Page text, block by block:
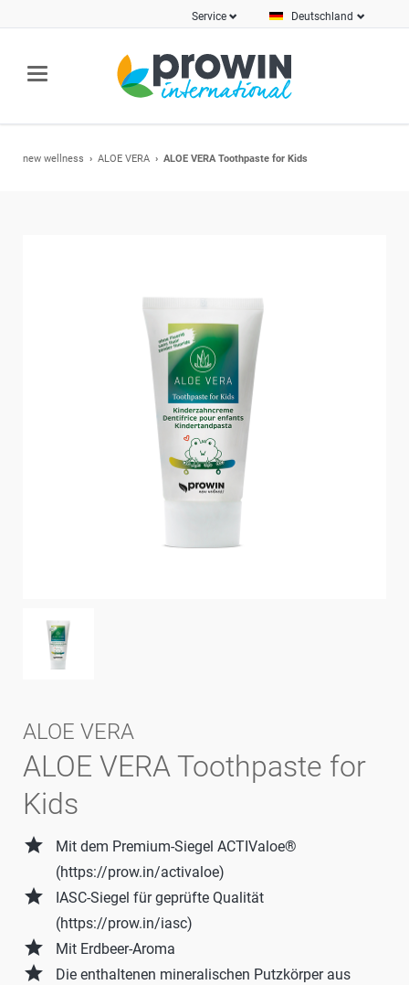
Deutschland
Service
new wellness ALOE VERA ALOE VERA Toothpaste for Kids
ALOE VERA
ALOE VERA Toothpaste for
Kids
grade
Mit dem Premium-Siegel ACTIValoe®
(https://prow.in/activaloe)
grade
IASC-Siegel für geprüfte Qualität
(https://prow.in/iasc)
grade Mit Erdbeer-Aroma
grade
Die enthaltenen mineralischen Putzkörper aus